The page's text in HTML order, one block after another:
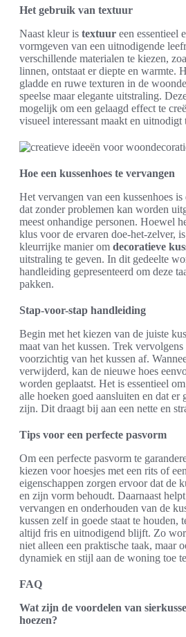
Het gebruik van textuur
Naast kleur is textuur een essentieel
vormgeven van een uitnodigende
verschillende materialen te kiezen,
linnen, ontstaat er diepte en warmte.
gladde en ruwe texturen in de
speelse maar elegante uitstraling.
mogelijk om een gelaagd effect te
visueel interessant maakt en uitnodigt
Hoe een kussenhoes te vervangen
Het vervangen van een kussenhoes
dat zonder problemen kan worden
meest onhandige personen. Hoewel
klus voor de ervaren doe-het-zelver,
kleurrijke manier om decoratieve
uitstraling te geven. In dit gedeelte
handleiding gepresenteerd om deze
pakken.
Stap-voor-stap handleiding
Begin met het kiezen van de juiste
maat van het kussen. Trek vervolgens
voorzichtig van het kussen af.
verwijderd, kan de nieuwe hoes
worden geplaatst. Het is essentieel
alle hoeken goed aansluiten en dat er
zijn. Dit draagt bij aan een nette en
Tips voor een perfecte pasvorm
Om een perfecte pasvorm te
kiezen voor hoesjes met een rits of
eigenschappen zorgen ervoor dat de
en zijn vorm behoudt. Daarnaast
vervangen en onderhouden van de
kussen zelf in goede staat te houden,
altijd fris en uitnodigend blijft. Zo
niet alleen een praktische taak, maar
dynamiek en stijl aan de woning toe
FAQ
Wat zijn de voordelen van
hoezen?